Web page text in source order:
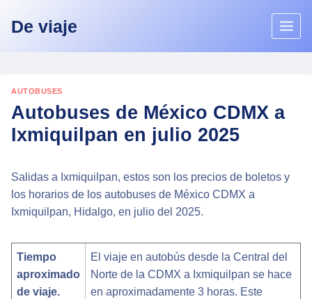
De viaje
AUTOBUSES
Autobuses de México CDMX a
Ixmiquilpan en julio 2025
Salidas a Ixmiquilpan, estos son los precios de boletos y
los horarios de los autobuses de México CDMX a
Ixmiquilpan, Hidalgo, en julio del 2025.
Tiempo
aproximado
de viaje.
El viaje en autobús desde la Central del
Norte de la CDMX a Ixmiquilpan se hace
en aproximadamente 3 horas. Este